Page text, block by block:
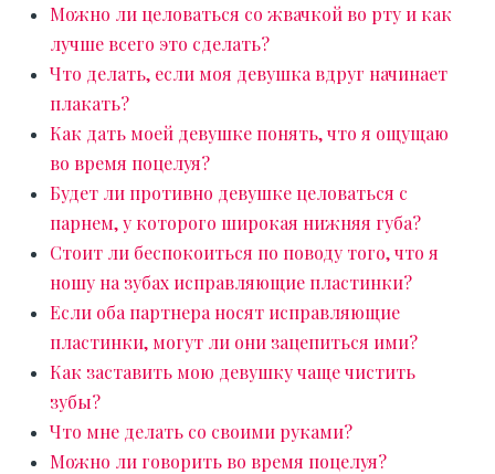
Можно ли целоваться со жвачкой во рту и как
лучше всего это сделать?
Что делать, если моя девушка вдруг начинает
плакать?
Как дать моей девушке понять, что я ощущаю
во время поцелуя?
Будет ли противно девушке целоваться с
парнем, у которого широкая нижняя губа?
Стоит ли беспокоиться по поводу того, что я
ношу на зубах исправляющие пластинки?
Если оба партнера носят исправляющие
пластинки, могут ли они зацепиться ими?
Как заставить мою девушку чаще чистить
зубы?
Что мне делать со своими руками?
Можно ли говорить во время поцелуя?